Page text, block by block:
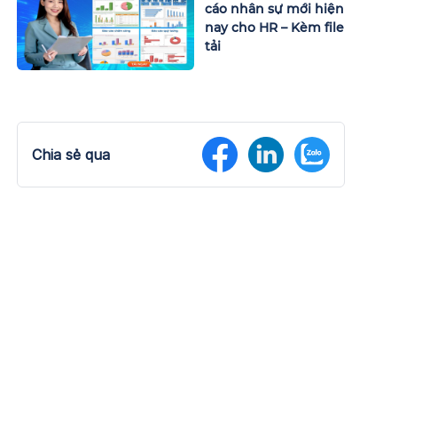
cáo nhân sự mới hiện
nay cho HR – Kèm file
tải
Chia sẻ qua